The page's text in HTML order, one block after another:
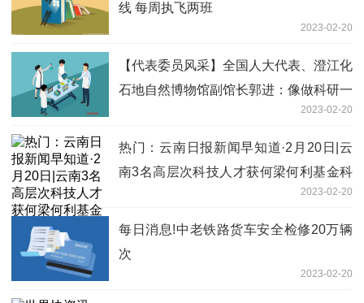
线 每周执飞两班
2023-02-20
【代表委员风采】全国人大代表、澄江化
石地自然博物馆副馆长郭进：像做科研一
2023-02-20
热门：云南日报新闻早知道·2月20日|云
南3名高层次科技人才获何梁何利基金科
2023-02-20
每日消息!中老铁路货车安全检修20万辆
次
2023-02-20